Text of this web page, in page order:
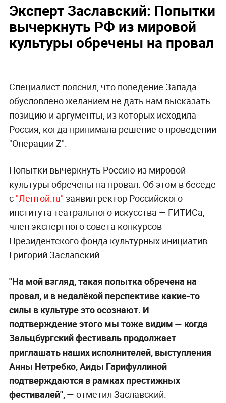
Эксперт Заславский: Попытки
вычеркнуть РФ из мировой
культуры обречены на провал
Специалист пояснил, что поведение Запада
обусловлено желанием не дать нам высказать
позицию и аргументы, из которых исходила
Россия, когда принимала решение о проведении
"Операции Z".
Попытки вычеркнуть Россию из мировой
культуры обречены на провал. Об этом в беседе
с "Лентой.ru" заявил ректор Российского
института театрального искусства — ГИТИСа,
член экспертного совета конкурсов
Президентского фонда культурных инициатив
Григорий Заславский.
"На мой взгляд, такая попытка обречена на
провал, и в недалёкой перспективе какие-то
силы в культуре это осознают. И
подтверждение этого мы тоже видим — когда
Зальцбургский фестиваль продолжает
приглашать наших исполнителей, выступления
Анны Нетребко, Аиды Гарифуллиной
подтверждаются в рамках престижных
фестивалей", — отметил Заславский.